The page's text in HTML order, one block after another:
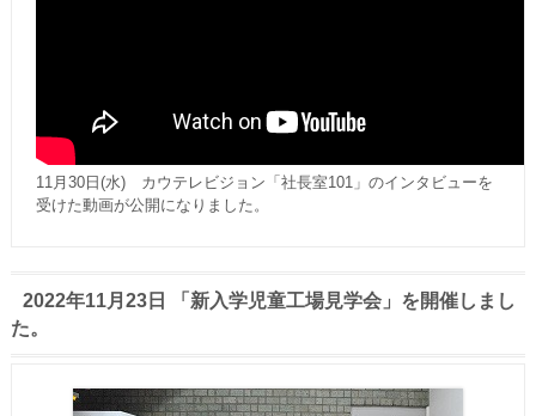
11月30日(水) カウテレビジョン「社長室101」のインタビューを
受けた動画が公開になりました。
2022年11月23日 「新入学児童工場見学会」を開催しまし
た。